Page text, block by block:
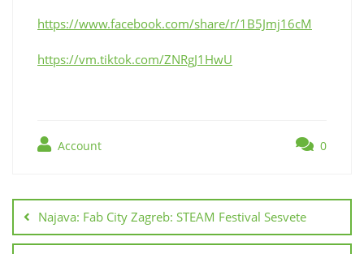
https://www.facebook.com/share/r/1B5Jmj16cM
https://vm.tiktok.com/ZNRgJ1HwU
Account 0
objavaNajava: Fab City Zagreb: STEAM Festival Sesvete